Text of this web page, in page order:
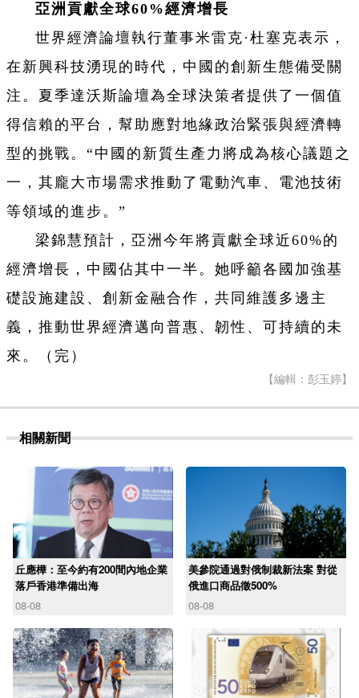
亞洲貢獻全球60%經濟增長
世界經濟論壇執行董事米雷克·杜塞克表示，
在新興科技湧現的時代，中國的創新生態備受關
注。夏季達沃斯論壇為全球決策者提供了一個值
得信賴的平台，幫助應對地緣政治緊張與經濟轉
型的挑戰。“中國的新質生產力將成為核心議題之
一，其龐大市場需求推動了電動汽車、電池技術
等領域的進步。”
梁錦慧預計，亞洲今年將貢獻全球近60%的
經濟增長，中國佔其中一半。她呼籲各國加強基
礎設施建設、創新金融合作，共同維護多邊主
義，推動世界經濟邁向普惠、韌性、可持續的未
來。（完）
【編輯：彭玉婷】
相關新聞
丘應樺：至今約有200間內地企業
落戶香港準備出海
08-08
美參院通過對俄制裁新法案 對從
俄進口商品徵500%
08-08